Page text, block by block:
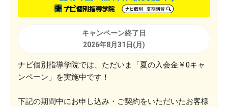
キャンペーン終了日
2026年8月31日(月)
ナビ個別指導学院では、ただいま「夏の入会金￥0キャ
ンペーン」を実施中です！
下記の期間中にお申し込み・ご契約をいただいたお客様